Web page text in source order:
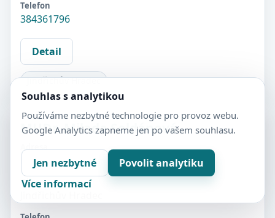
Telefon
384361796
Detail
Jindřichův Hradec
MUDr. Milada Soldánová
Adresa
Nádražní 293, Jindřichův Hradec
Okres
Souhlas s analytikou
Používáme nezbytné technologie pro provoz webu.
Google Analytics zapneme jen po vašem souhlasu.
Jen nezbytné
Povolit analytiku
Více informací